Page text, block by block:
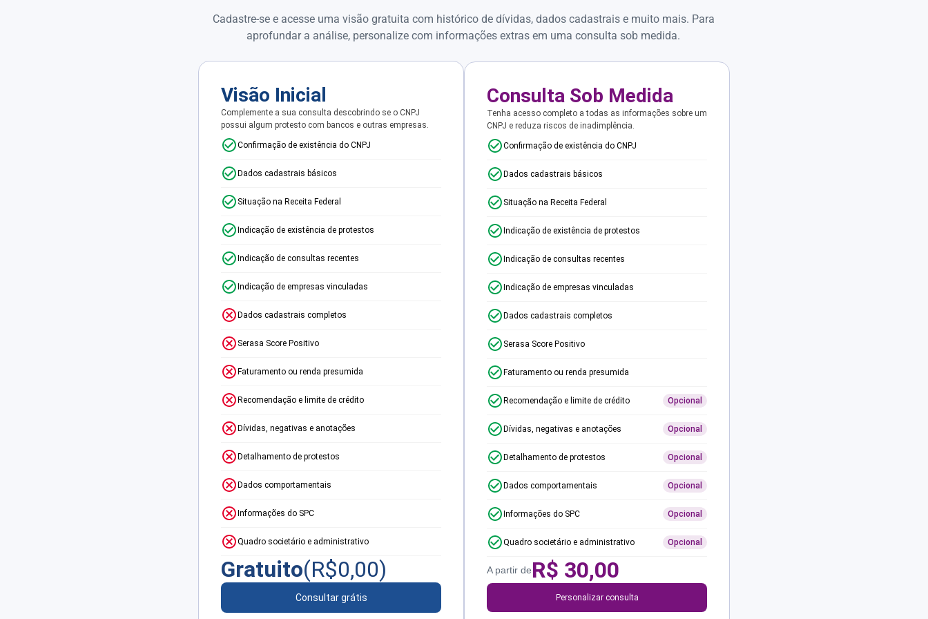
Cadastre-se e acesse uma visão gratuita com histórico de dívidas, dados cadastrais e muito mais. Para
aprofundar a análise, personalize com informações extras em uma consulta sob medida.
Visão Inicial
Complemente a sua consulta descobrindo se o CNPJ
possui algum protesto com bancos e outras empresas.
Confirmação de existência do CNPJ
Dados cadastrais básicos
Situação na Receita Federal
Indicação de existência de protestos
Indicação de consultas recentes
Indicação de empresas vinculadas
Dados cadastrais completos
Serasa Score Positivo
Faturamento ou renda presumida
Recomendação e limite de crédito
Dívidas, negativas e anotações
Detalhamento de protestos
Dados comportamentais
Informações do SPC
Quadro societário e administrativo
Gratuito(R$0,00)
Consultar grátis
Consulta Sob Medida
Tenha acesso completo a todas as informações sobre um
CNPJ e reduza riscos de inadimplência.
Confirmação de existência do CNPJ
Dados cadastrais básicos
Situação na Receita Federal
Indicação de existência de protestos
Indicação de consultas recentes
Indicação de empresas vinculadas
Dados cadastrais completos
Serasa Score Positivo
Faturamento ou renda presumida
Recomendação e limite de crédito Opcional
Dívidas, negativas e anotações Opcional
Detalhamento de protestos Opcional
Dados comportamentais Opcional
Informações do SPC Opcional
Quadro societário e administrativo Opcional
A partir deR$ 30,00
Personalizar consulta